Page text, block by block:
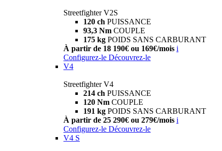
Streetfighter V2S
120 ch PUISSANCE
93,3 Nm COUPLE
175 kg POIDS SANS CARBURANT
À partir de 18 190€ ou 169€/mois i
Configurez-le Découvrez-le
V4
Streetfighter V4
214 ch PUISSANCE
120 Nm COUPLE
191 kg POIDS SANS CARBURANT
À partir de 25 290€ ou 279€/mois i
Configurez-le Découvrez-le
V4 S